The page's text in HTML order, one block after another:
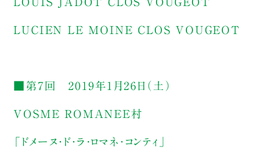
LUCIEN LE MOINE CLOS VOUGEOT
■第7回 2019年1月26日（土）
VOSME ROMANEE村
「ドメーヌ・ド・ラ・ロマネ・コンティ」